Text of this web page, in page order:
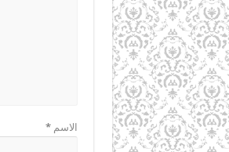
الاسم*